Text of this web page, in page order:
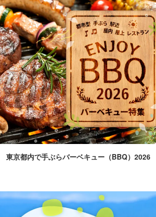
東京都内で手ぶらバーベキュー（BBQ）2026